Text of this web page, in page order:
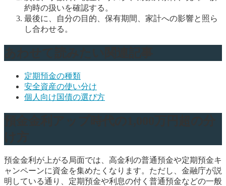
約時の扱いを確認する。
最後に、自分の目的、保有期間、家計への影響と照ら
し合わせる。
定期預金の種類
安全資産の使い分け
個人向け国債の選び方
預金金利が上がる局面では、高金利の普通預金や定期預金キ
ャンペーンに資金を集めたくなります。ただし、金融庁が説
明している通り、定期預金や利息の付く普通預金などの一般